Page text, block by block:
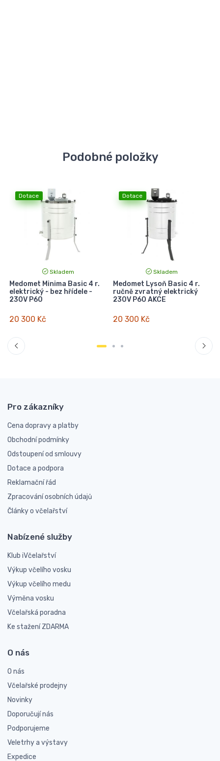
Podobné položky
Dotace
Skladem
Medomet Minima Basic 4 r.
elektrický - bez hřídele -
230V P60
20 300 Kč
Dotace
Skladem
Medomet Lysoň Basic 4 r.
ručně zvratný elektrický
230V P60 AKCE
20 300 Kč
Pro zákazníky
Cena dopravy a platby
Obchodní podmínky
Odstoupení od smlouvy
Dotace a podpora
Reklamační řád
Zpracování osobních údajů
Články o včelařství
Nabízené služby
Klub iVčelařství
Výkup včelího vosku
Výkup včelího medu
Výměna vosku
Včelařská poradna
Ke stažení ZDARMA
O nás
O nás
Včelařské prodejny
Novinky
Doporučují nás
Podporujeme
Veletrhy a výstavy
Expedice